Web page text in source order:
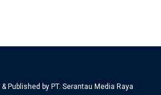
Published by PT. Serantau Media Raya